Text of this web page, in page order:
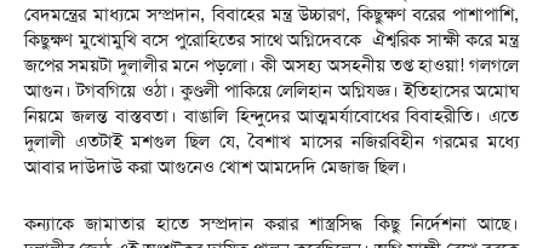
বেদমন্ত্রের মাধ্যমে সম্প্রদান, বিবাহের মন্ত্র উচ্চারণ, কিছুক্ষণ বরের পাশাপাশি,
কিছুক্ষণ মুখোমুখি বসে পুরোহিতের সাথে অগ্নিদেবকে ঐশ্বরিক সাক্ষী করে মন্ত্র
জপের সময়টা দুলালীর মনে পড়লো। কী অসহ্য অসহনীয় তপ্ত হাওয়া! গলগলে
আগুন। টগবগিয়ে ওঠা। কুণ্ডলী পাকিয়ে লেলিহান অগ্নিযজ্ঞ। ইতিহাসের অমোঘ
নিয়মে জলন্ত বাস্তবতা। বাঙালি হিন্দুদের আত্মমর্যাবোধের বিবাহরীতি। এতে
দুলালী এতটাই মশগুল ছিল যে, বৈশাখ মাসের নজিরবিহীন গরমের মধ্যে
আবার দাউদাউ করা আগুনেও খোশ আমদেদি মেজাজ ছিল।
কন্যাকে জামাতার হাতে সম্প্রদান করার শাস্ত্রসিদ্ধ কিছু নির্দেশনা আছে।